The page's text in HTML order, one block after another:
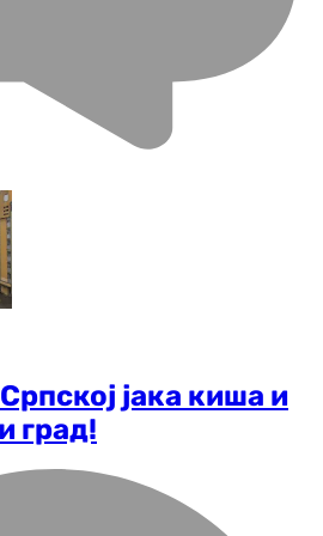
јака киша и
град!